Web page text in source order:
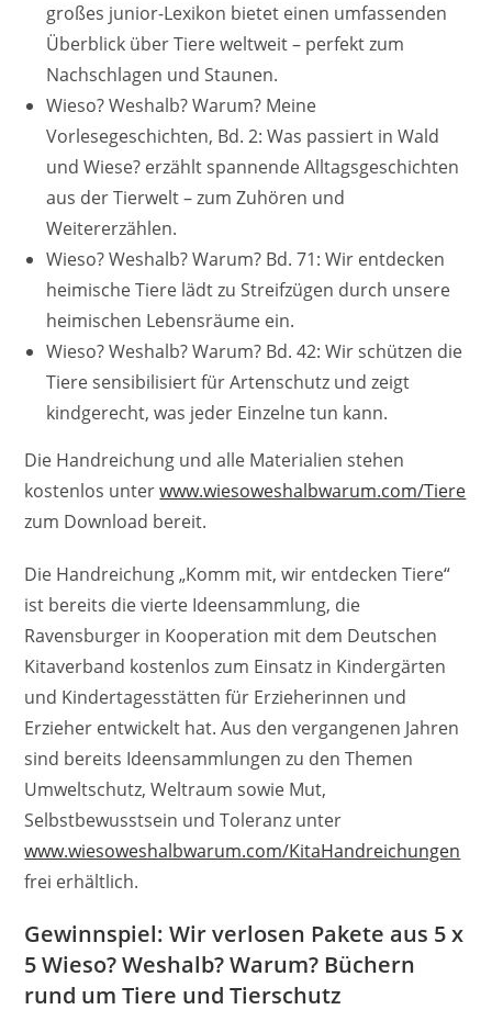
großes junior-Lexikon bietet einen umfassenden
Überblick über Tiere weltweit – perfekt zum
Nachschlagen und Staunen.
Wieso? Weshalb? Warum? Meine
Vorlesegeschichten, Bd. 2: Was passiert in Wald
und Wiese? erzählt spannende Alltagsgeschichten
aus der Tierwelt – zum Zuhören und
Weitererzählen.
Wieso? Weshalb? Warum? Bd. 71: Wir entdecken
heimische Tiere lädt zu Streifzügen durch unsere
heimischen Lebensräume ein.
Wieso? Weshalb? Warum? Bd. 42: Wir schützen die
Tiere sensibilisiert für Artenschutz und zeigt
kindgerecht, was jeder Einzelne tun kann.
Die Handreichung und alle Materialien stehen
kostenlos unterwww.wiesoweshalbwarum.com/Tiere
zum Download bereit.
Die Handreichung „Komm mit, wir entdecken Tiere“
ist bereits die vierte Ideensammlung, die
Ravensburger in Kooperation mit dem Deutschen
Kitaverband kostenlos zum Einsatz in Kindergärten
und Kindertagesstätten für Erzieherinnen und
Erzieher entwickelt hat. Aus den vergangenen Jahren
sind bereits Ideensammlungen zu den Themen
Umweltschutz, Weltraum sowie Mut,
Selbstbewusstsein und Toleranz unter
www.wiesoweshalbwarum.com/KitaHandreichungen
frei erhältlich.
Gewinnspiel: Wir verlosen Pakete aus 5 x
5 Wieso? Weshalb? Warum? Büchern
rund um Tiere und Tierschutz